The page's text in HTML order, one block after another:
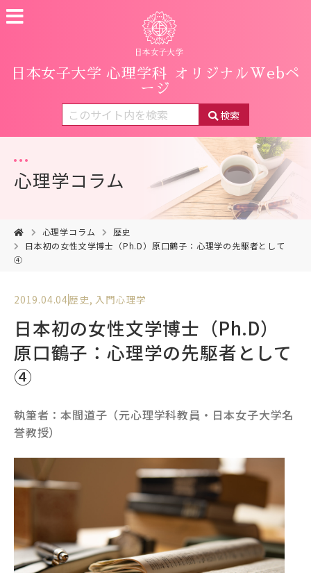
日本女子大学 心理学科
オリジナルWebペ
ージ
検索
心理学コラム
心理学コラム
歴史
日本初の女性文学博士（Ph.D）原口鶴子：心理学の先駆者として
④
2019.04.04歴史,入門心理学
日本初の女性文学博士（Ph.D）
原口鶴子：心理学の先駆者として
④
執筆者：本間道子（元心理学科教員・日本女子大学名
誉教授）